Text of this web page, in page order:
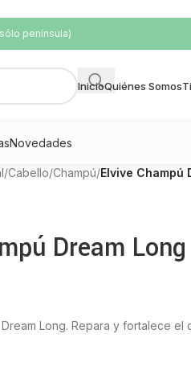
península)
InicioQuiénes Somos
Novedades
/Cabello/Champú/Elvive Champú
Dream
Long. Repara y fortalece